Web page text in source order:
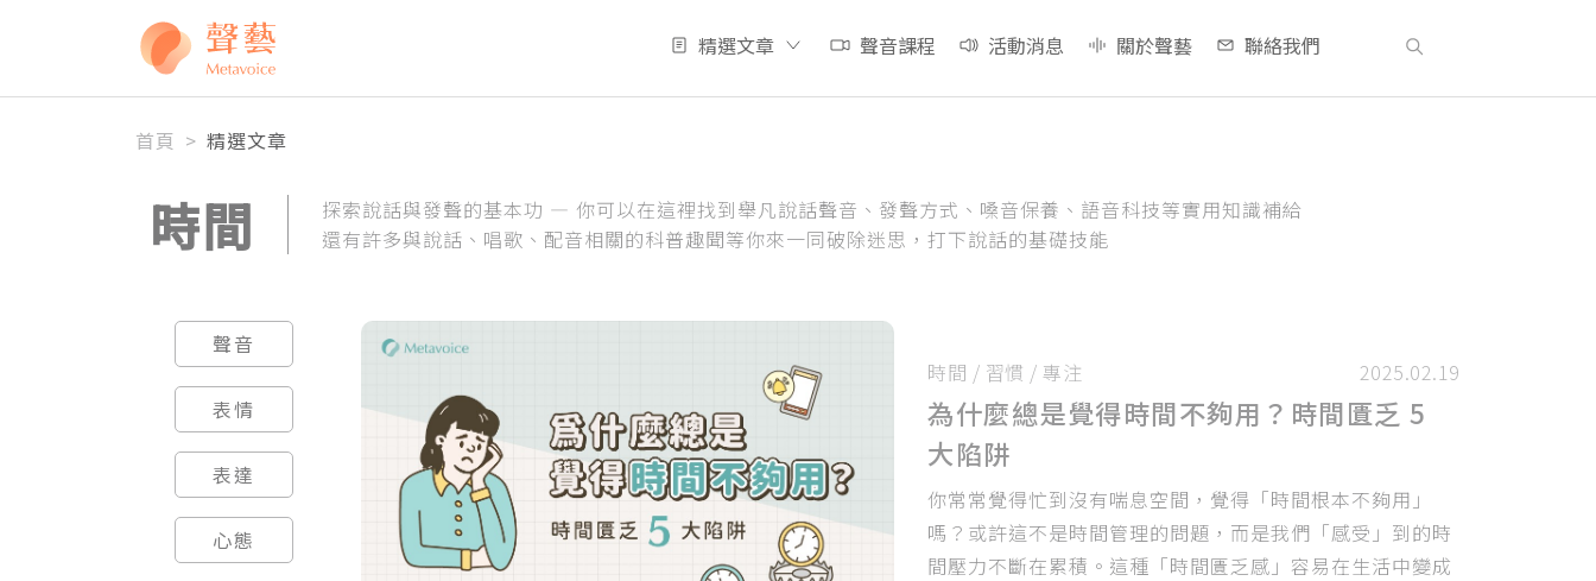
精選文章 聲音課程 活動消息 關於聲藝 聯絡我們
首頁 > 精選文章
時間
探索說話與發聲的基本功 — 你可以在這裡找到舉凡說話聲音、發聲方式、嗓音保養、語音科技等實用知識補給
還有許多與說話、唱歌、配音相關的科普趣聞等你來一同破除迷思，打下說話的基礎技能
聲音
表情
表達
心態
時間 / 習慣 / 專注 2025.02.19
為什麼總是覺得時間不夠用？時間匱乏 5
大陷阱
你常常覺得忙到沒有喘息空間，覺得「時間根本不夠用」
嗎？或許這不是時間管理的問題，而是我們「感受」到的時
間壓力不斷在累積。這種「時間匱乏感」容易在生活中變成